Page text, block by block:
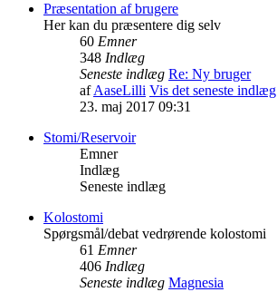
Præsentation af brugere
Her kan du præsentere dig selv
60 Emner
348 Indlæg
Seneste indlæg Re: Ny bruger
afAaseLilli Vis det seneste indlæg
23. maj 2017 09:31
Stomi/Reservoir
Emner
Indlæg
Seneste indlæg
Kolostomi
Spørgsmål/debat vedrørende kolostomi
61 Emner
406 Indlæg
Seneste indlæg Magnesia